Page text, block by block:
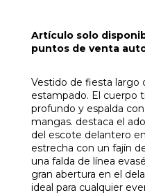
Artículo solo
puntos de venta
Vestido de fiesta largo
estampado. El cuerpo
profundo y espalda
mangas. destaca el
del escote delantero
estrecha con un fajín
una falda de línea
gran abertura en el
ideal para cualquier